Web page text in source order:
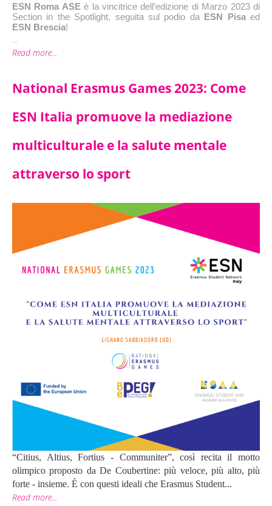
ESN Roma ASE è la vincitrice dell’edizione di Marzo 2023 di
Section in the Spotlight, seguita sul podio da ESN Pisa
ESN Brescia!
...
Read more...
National Erasmus Games 2023: Come
ESN Italia promuove la mediazione
multiculturale e la salute mentale
attraverso lo sport
“Citius, Altius, Fortius - Communiter”, così recita il motto
olimpico proposto da De Coubertine: più veloce, più alto, più
forte - insieme. È con questi ideali che Erasmus Student...
Read more...